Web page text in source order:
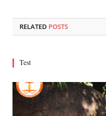
RELATED POSTS
Test